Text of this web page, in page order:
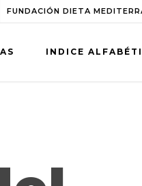
FUNDACIÓN DIETA
INDICE